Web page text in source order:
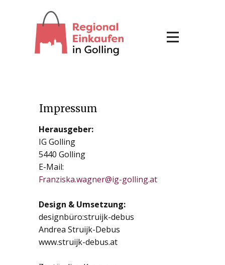
Impressum
Herausgeber:
IG Golling
5440 Golling
E-Mail:
Franziska.wagner@ig-golling.at
Design & Umsetzung:
designbüro:struijk-debus
Andrea Struijk-Debus
www.struijk-debus.at